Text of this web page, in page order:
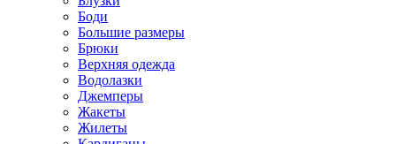
Боди
Большие размеры
Брюки
Верхняя одежда
Водолазки
Джемперы
Жакеты
Жилеты